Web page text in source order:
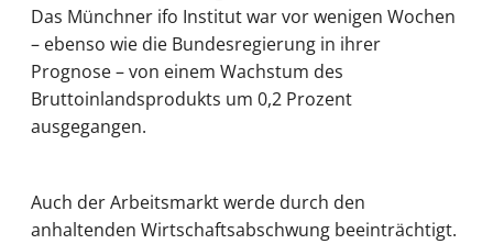
Das Münchner ifo Institut war vor wenigen Wochen
– ebenso wie die Bundesregierung in ihrer
Prognose – von einem Wachstum des
Bruttoinlandsprodukts um 0,2 Prozent
ausgegangen.
Auch der Arbeitsmarkt werde durch den
anhaltenden Wirtschaftsabschwung beeinträchtigt.